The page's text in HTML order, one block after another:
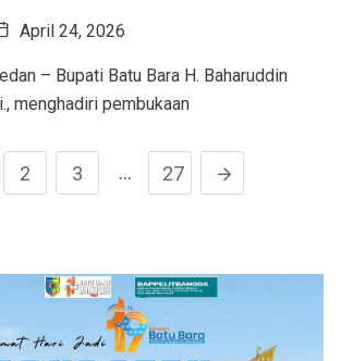
April 24, 2026
– Bupati Batu Bara H. Baharuddin
menghadiri pembukaan
2 3 … 27